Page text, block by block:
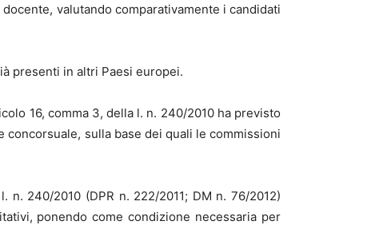
valutando comparativamente i candidati
presenti in altri Paesi europei.
16, comma 3, della l. n. 240/2010 ha previsto
sulla base dei quali le commissioni
240/2010 (DPR n. 222/2011; DM n. 76/2012)
ponendo come condizione necessaria per